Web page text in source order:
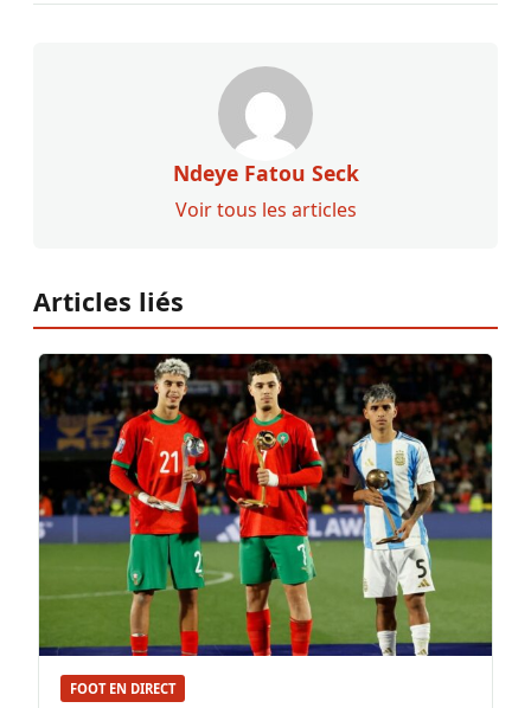
Ndeye Fatou Seck
Voir tous les articles
Articles liés
FOOT EN DIRECT